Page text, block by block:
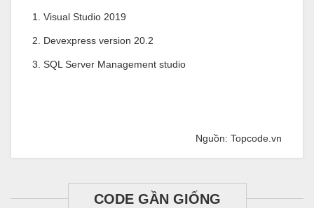
1. Visual Studio 2019
2. Devexpress version 20.2
3. SQL Server Management studio
Nguồn: Topcode.vn
CODE GẦN GIỐNG